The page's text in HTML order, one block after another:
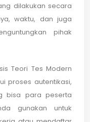
dilakukan secara
waktu, dan juga
pihak
Teori Tes Modern
proses autentikasi,
bisa para peserta
gunakan untuk